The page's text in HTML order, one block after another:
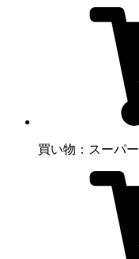
買い物：スーパー